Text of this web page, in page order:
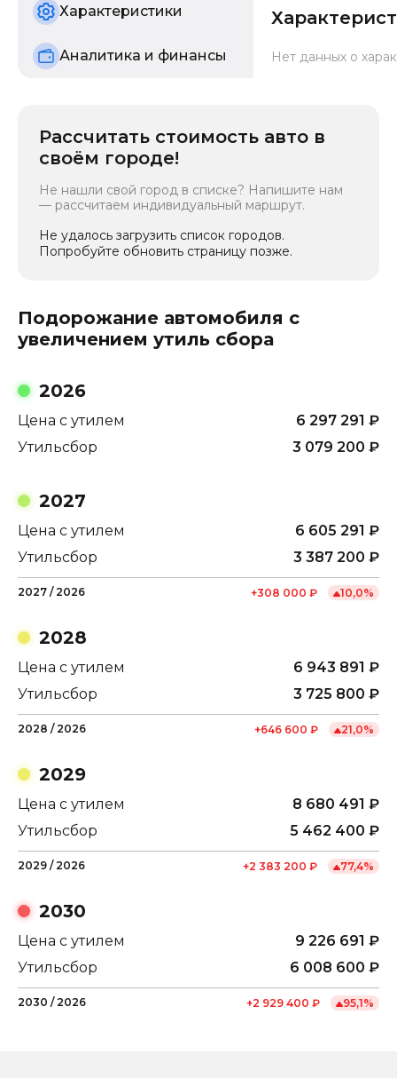
Характеристики
Аналитика и финансы Нет данных о
Рассчитать стоимость авто в
своём городе!
Не нашли свой город в списке? Напишите нам
— рассчитаем индивидуальный маршрут.
Не удалось загрузить список городов.
Попробуйте обновить страницу позже.
Подорожание автомобиля с
увеличением утиль сбора
2026
Цена с утилем 6 297 291 ₽
Утильсбор
3 079 200 ₽
2027
Цена с утилем 6 605 291 ₽
Утильсбор
3 387 200 ₽
2027 / 2026 +308 000 ₽ 10,0%
2028
Цена с утилем 6 943 891 ₽
Утильсбор
3 725 800 ₽
2028 / 2026 +646 600 ₽ 21,0%
2029
Цена с утилем 8 680 491 ₽
Утильсбор
5 462 400 ₽
2029 / 2026 +2 383 200 ₽ 77,4%
2030
Цена с утилем 9 226 691 ₽
Утильсбор
6 008 600 ₽
2030 / 2026 +2 929 400 ₽ 95,1%